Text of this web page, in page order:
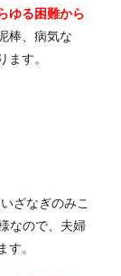
ゆる困難から
棒、病気な
ます。
ざなぎのみこ
なので、夫婦
。